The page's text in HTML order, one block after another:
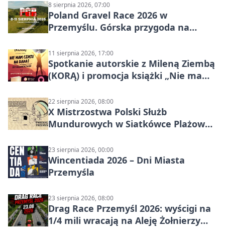
8 sierpnia 2026, 07:00
Poland Gravel Race 2026 w
Przemyślu. Górska przygoda na
11 sierpnia 2026, 17:00
Spotkanie autorskie z Mileną Ziembą
(KORĄ) i promocja książki „Nie mam
22 sierpnia 2026, 08:00
X Mistrzostwa Polski Służb
Mundurowych w Siatkówce Plażowej
23 sierpnia 2026, 00:00
Wincentiada 2026 – Dni Miasta
Przemyśla
23 sierpnia 2026, 08:00
Drag Race Przemyśl 2026: wyścigi na
1/4 mili wracają na Aleję Żołnierzy